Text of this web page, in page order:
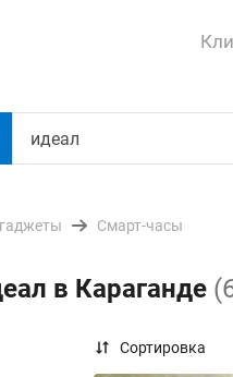
Смарт-часы
в Караганде
Сортировка